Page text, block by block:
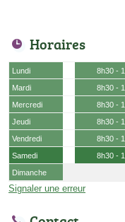
Horaires
Lundi 8h30 -
Mardi
8h30 -
Mercredi
8h30 -
Jeudi
8h30 -
Vendredi
8h30 -
Samedi
8h30 -
Dimanche
Signaler une erreur